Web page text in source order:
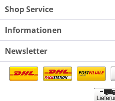
Shop Service
Informationen
Newsletter